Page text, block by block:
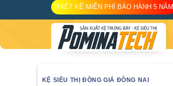
to
THIẾT KẾ MIỄN PHÍ BẢO HÀNH 5 NĂM
KỆ SIÊU THỊ ĐỒNG GIÁ ĐỒNG NAI